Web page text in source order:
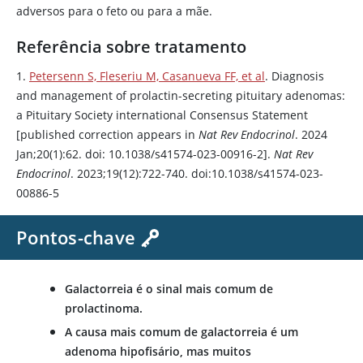
adversos para o feto ou para a mãe.
Referência sobre tratamento
1. Petersenn S, Fleseriu M, Casanueva FF, et al. Diagnosis
and management of prolactin-secreting pituitary adenomas:
a Pituitary Society international Consensus Statement
[published correction appears in Nat Rev Endocrinol. 2024
Jan;20(1):62. doi: 10.1038/s41574-023-00916-2]. Nat Rev
Endocrinol. 2023;19(12):722-740. doi:10.1038/s41574-023-
00886-5
Pontos-chave
Galactorreia é o sinal mais comum de
prolactinoma.
A causa mais comum de galactorreia é um
adenoma hipofisário, mas muitos